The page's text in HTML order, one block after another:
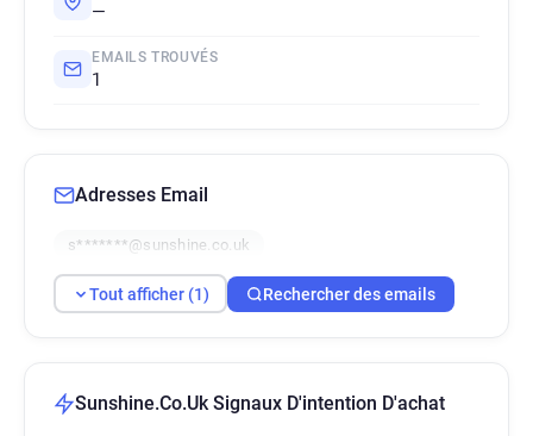
—
EMAILS TROUVÉS
1
Adresses Email
s*******@sunshine.co.uk
Tout afficher (1) Rechercher des emails
Sunshine.Co.Uk Signaux D'intention D'achat